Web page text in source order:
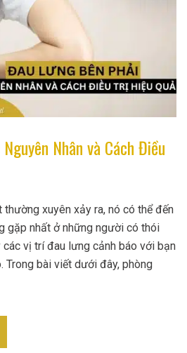
Nhân và Cách Điều
xuyên xảy ra, nó có thể đến
gặp nhất ở những người có thói
vị trí đau lưng cảnh báo với bạn
Trong bài viết dưới đây, phòng